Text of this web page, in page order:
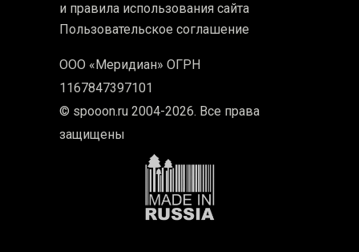
ООО «Меридиан» ОГРН
1167847397101
© spooon.ru 2004-2026. Все права
защищены
и правила использования сайта
Пользовательское соглашение